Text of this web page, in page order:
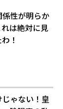
性が明らか
は絶対に見
！
ゃない！皇